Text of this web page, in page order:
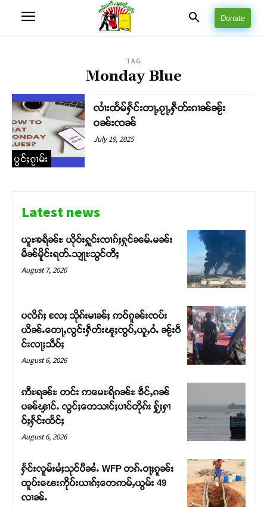
တႃႇႁႂ်ႈသဵင်ၵၢင်ၸႂ်ၵူၼ်းမိူင်း ၵူႈတီႈၵူႈလႅၼ်ပေႃးတေၸွ
တ်ႇ တူဝ်ႈလုမ်ႈၾႃႉၼၼ်ႉ ၶဝ်ႈႁူမ်ႈၵမ်ႉထႅမ် ၸုမ်းၶၢ
ဝ်ႇၽူႈတွႆႇႁွၵ်ႈ လႆႈယူႇၶႃႈဢေႃႈ။
Donate
TAG
Monday Blue
ပွင်ႈၵႂၢမ်း
လၢႆးထႅမ်ႁႅင်းတႃႇၵႂႃႇႁဵတ်းၵၢၼ်ၼႂ်း
ဝၼ်းၸၼ်
July 19, 2025
Latest news
ယူႊၶရဵၼ်ႊ ယိုဝ်းႁူင်းၸၢၵ်ႈႁုင်ၼမ်ႉမၼ်း
မဵၼ်မိူင်းရတ်ႉသျႃႊသွင်တီႈ
August 7, 2026
ပလိၵ်ႈ လႄႈ သိုၵ်းမၢၼ်ႈ ဢဝ်ၵူၼ်းၸပ်း
ယိၼ်ႉတေႃႇလွင်းႁဵတ်းၽူႈၸွပ်ႇယူႇဝႆႉ ၼႂ်းဝဵ
င်းလႃႈသဵဝ်ႈ
August 6, 2026
ဢီႊရၼ်ႊ တင်း ဢမေႊရိၵၼ်ႊ ၶဵင်ႇၵၼ်
ပၼ်ၾၢင်ႉ လွင်ႈတေသၢင်ႈပၢင်တိုၵ်း ႁႂ်ႈႁၢ
ဝ်ႈႁႅင်းထႅင်ႈ
August 6, 2026
ႁႅင်းလူမ်းမႆႈသုင်ပီၼႆႉ WFP တၵ်ႉဝႃႈၵူၼ်း
ထူပ်းၽေးဢိုပ်းယၢၵ်ႈတေဢမ်ႇယွမ်း 49
လၢၼ်ႉ